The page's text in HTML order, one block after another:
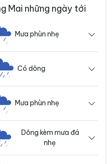
Mai những ngày tới
Mưa phùn nhẹ
Có dông
Mưa phùn nhẹ
Dông kèm mưa đá
nhẹ